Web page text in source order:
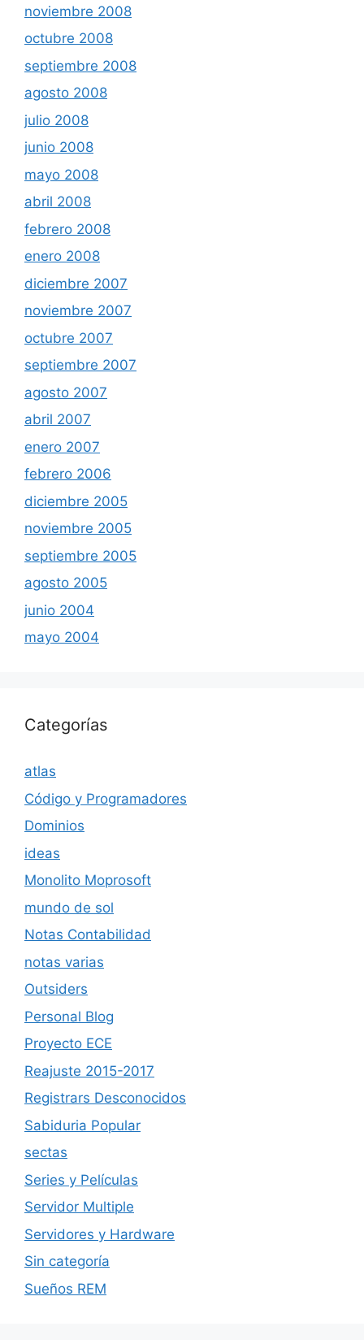
noviembre 2008
octubre 2008
septiembre 2008
agosto 2008
julio 2008
junio 2008
mayo 2008
abril 2008
febrero 2008
enero 2008
diciembre 2007
noviembre 2007
octubre 2007
septiembre 2007
agosto 2007
abril 2007
enero 2007
febrero 2006
diciembre 2005
noviembre 2005
septiembre 2005
agosto 2005
junio 2004
mayo 2004
Categorías
atlas
Código y Programadores
Dominios
ideas
Monolito Moprosoft
mundo de sol
Notas Contabilidad
notas varias
Outsiders
Personal Blog
Proyecto ECE
Reajuste 2015-2017
Registrars Desconocidos
Sabiduria Popular
sectas
Series y Películas
Servidor Multiple
Servidores y Hardware
Sin categoría
Sueños REM